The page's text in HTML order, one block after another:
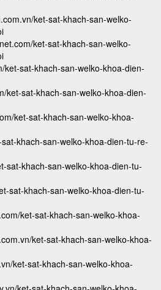
ket-sat-khach-san-welko-
ket-sat-khach-san-welko-
ket-sat-khach-san-welko-khoa-dien-
ket-sat-khach-san-welko-khoa-dien-
ket-sat-khach-san-welko-khoa-
khach-san-welko-khoa-dien-tu-re-
sat-khach-san-welko-khoa-dien-tu-
sat-khach-san-welko-khoa-dien-tu-
ket-sat-khach-san-welko-khoa-
ket-sat-khach-san-welko-khoa-
ket-sat-khach-san-welko-khoa-